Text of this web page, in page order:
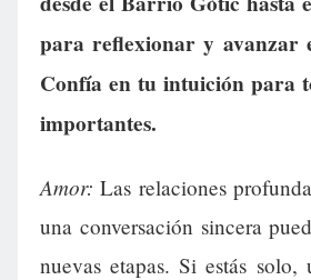
para reflexionar y avanzar
Confía en tu intuición para
importantes.
Amor: Las relaciones
una conversación sincera
nuevas etapas. Si estás